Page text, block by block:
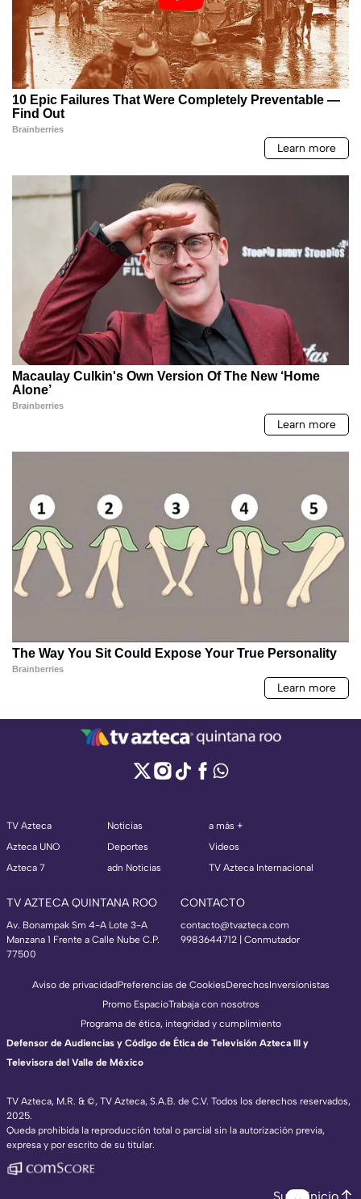
TV Azteca
Azteca UNO
Azteca 7
Noticias
Deportes
adn Noticias
a más +
Videos
TV Azteca Internacional
TV AZTECA QUINTANA ROO
Av. Bonampak Sm 4-A Lote 3-A
Manzana 1 Frente a Calle Nube C.P.
77500
CONTACTO
contacto@tvazteca.com
9983644712 | Conmutador
TV Azteca, M.R. & ©, TV Azteca, S.A.B. de C.V. Todos los derechos reservados,
2025.
Queda prohibida la reproducción total o parcial sin la autorización previa,
expresa y por escrito de su titular.
Aviso de privacidadPreferencias de CookiesDerechosInversionistas
Promo EspacioTrabaja con nosotros
Programa de ética, integridad y cumplimiento
Defensor de Audiencias y Código de Ética de Televisión Azteca III y
Televisora del Valle de México